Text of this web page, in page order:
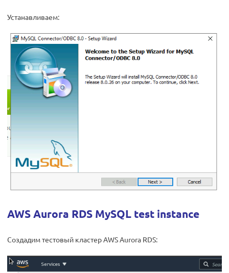
Устанавливаем:
AWS Aurora RDS MySQL test instance
Создадим тестовый кластер AWS Aurora RDS: